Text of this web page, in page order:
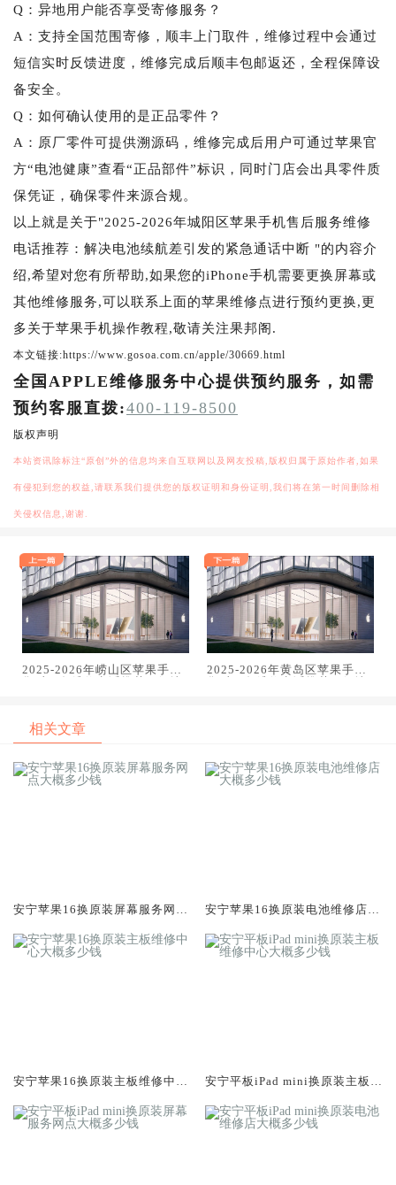
Q：异地用户能否享受寄修服务？
A：支持全国范围寄修，顺丰上门取件，维修过程中会通过
短信实时反馈进度，维修完成后顺丰包邮返还，全程保障设
备安全。
Q：如何确认使用的是正品零件？
A：原厂零件可提供溯源码，维修完成后用户可通过苹果官
方“电池健康”查看“正品部件”标识，同时门店会出具零件质
保凭证，确保零件来源合规。
以上就是关于"2025-2026年城阳区苹果手机售后服务维修
电话推荐：解决电池续航差引发的紧急通话中断 "的内容介
绍,希望对您有所帮助,如果您的iPhone手机需要更换屏幕或
其他维修服务,可以联系上面的苹果维修点进行预约更换,更
多关于苹果手机操作教程,敬请关注果邦阁.
本文链接:https://www.gosoa.com.cn/apple/30669.html
全国APPLE维修服务中心提供预约服务，如需
预约客服直拨:400-119-8500
版权声明
本站资讯除标注“原创”外的信息均来自互联网以及网友投稿,版权归属于原始作者,如果
有侵犯到您的权益,请联系我们提供您的版权证明和身份证明,我们将在第一时间删除相
关侵权信息,谢谢.
2025-2026年崂山区苹果手机
2025-2026年黄岛区苹果手机
相关文章
安宁苹果16换原装屏幕服务网点
安宁苹果16换原装电池维修店大
安宁苹果16换原装主板维修中心
安宁平板iPad mini换原装主板维